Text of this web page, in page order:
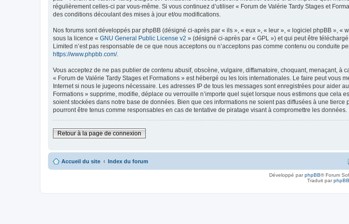
régulièrement celles-ci par vous-même. Si vous continuez d’utiliser « Forum de Valérie Tardy Stages et
des conditions découlant des mises à jour et/ou modifications.
Nos forums sont développés par phpBB (désigné ci-après par « ils », « eux », « leur », « logiciel phpBB »,
sous la licence « GNU General Public License v2 » (désigné ci-après par « GPL ») et qui peut être
Limited n’est pas responsable de ce que nous acceptons ou n’acceptons pas comme contenu ou conduite
https://www.phpbb.com/.
Vous acceptez de ne pas publier de contenu abusif, obscène, vulgaire, diffamatoire, choquant, menaçant,
« Forum de Valérie Tardy Stages et Formations » est hébergé ou les lois internationales. Le faire peut vous
Internet si nous le jugeons nécessaire. Les adresses IP de tous les messages sont enregistrées pour aider
Formations » supprime, modifie, déplace ou verrouille n’importe quel sujet lorsque nous estimons que
soient stockées dans notre base de données. Bien que ces informations ne soient pas diffusées à une
pourront être tenus comme responsables en cas de tentative de piratage visant à compromettre les données.
Retour à la page de connexion
Accueil du site Index du forum
Développé parphpBB® Forum
Traduit par